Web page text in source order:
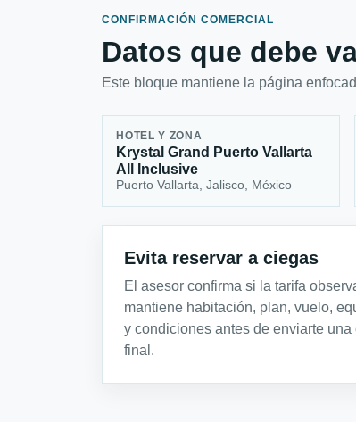
CONFIRMACIÓN COMERCIAL
Datos que debe
Este bloque mantiene la página
HOTEL Y ZONA
Krystal Grand Puerto Vallarta
All Inclusive
Puerto Vallarta, Jalisco, México
Evita reservar a ciegas
El asesor confirma si la tarifa
mantiene habitación, plan, vuelo,
y condiciones antes de enviarte una
final.